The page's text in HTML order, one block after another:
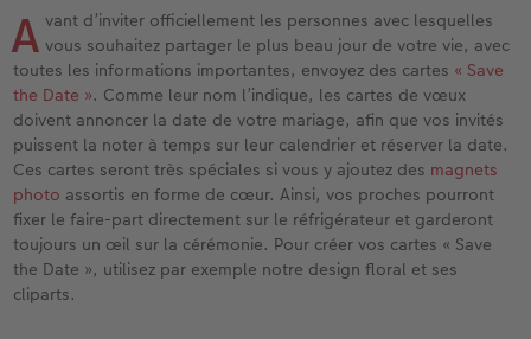
Premières étapes
Possibilités de commande
Exemples
Témoignages clients
Coffeetable Book «Art Collection»
Tirages immédiats
Photo d’identité
Accessoires
Photo sur alu-dibond
Photo sur bois
Tableau photo Prestige
Photo sur carton mousse
Multi-déco
Carte à l’unité
Tirages créatifs
Boîte cadeau photo
Idées de cadeaux
Carte cadeau CEWE
Boîte à friandises personnalisée
Coques avec cordon
Avec design
Calendrier de bureau carré
Accessoires
Photos d’identité biométriques
Trouvez un magasin
pour les jeunes mariés
pour l’EVJF
A vant d’inviter officiellement les personnes avec lesquelles
vous souhaitez partager le plus beau jour de votre vie, avec
toutes les informations importantes, envoyez des cartes « Save
the Date ». Comme leur nom l’indique, les cartes de vœux
doivent annoncer la date de votre mariage, afin que vos invités
puissent la noter à temps sur leur calendrier et réserver la date.
Ces cartes seront très spéciales si vous y ajoutez des magnets
photo assortis en forme de cœur. Ainsi, vos proches pourront
fixer le faire-part directement sur le réfrigérateur et garderont
toujours un œil sur la cérémonie. Pour créer vos cartes « Save
the Date », utilisez par exemple notre design floral et ses
cliparts.